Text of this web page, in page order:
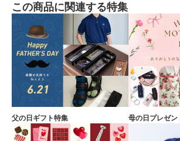
この商品に関連する特集
父の日ギフト特集 母の日プレゼン